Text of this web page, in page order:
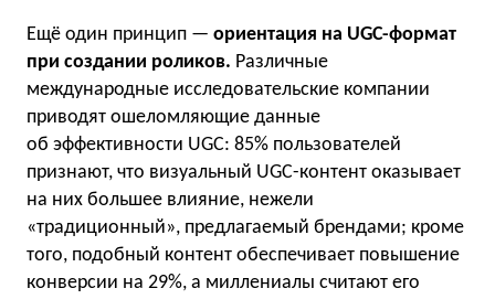
Ещё один принцип — ориентация на UGC-формат
при создании роликов. Различные
международные исследовательские компании
приводят ошеломляющие данные
об эффективности UGC: 85% пользователей
признают, что визуальный UGC-контент оказывает
на них большее влияние, нежели
«традиционный», предлагаемый брендами; кроме
того, подобный контент обеспечивает повышение
конверсии на 29%, а миллениалы считают его